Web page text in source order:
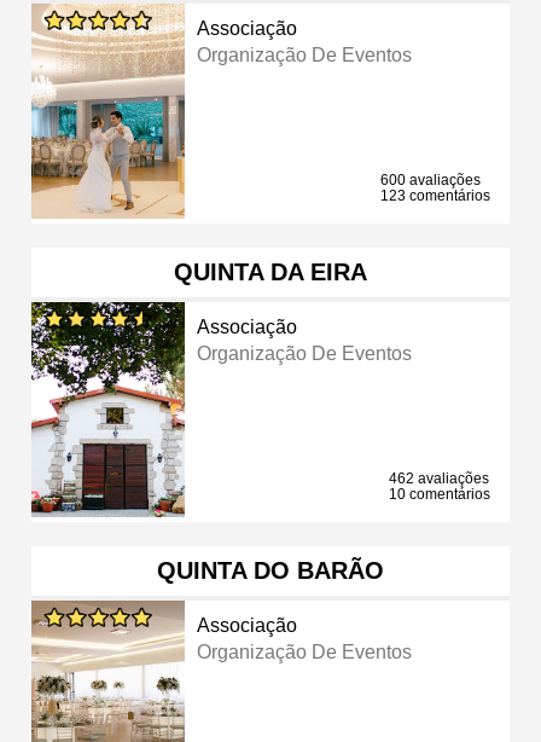
Associação
Organização De Eventos
600 avaliações
123 comentários
QUINTA DA EIRA
Associação
Organização De Eventos
462 avaliações
10 comentários
QUINTA DO BARÃO
Associação
Organização De Eventos